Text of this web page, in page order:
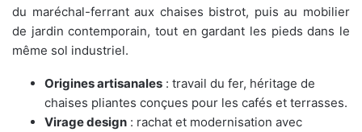
du maréchal-ferrant aux chaises bistrot, puis au mobilier
de jardin contemporain, tout en gardant les pieds dans le
même sol industriel.
Origines artisanales : travail du fer, héritage de
chaises pliantes conçues pour les cafés et terrasses.
Virage design : rachat et modernisation avec